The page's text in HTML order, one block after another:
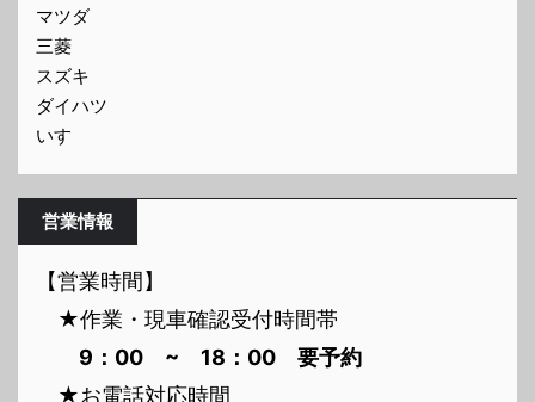
マツダ
三菱
スズキ
ダイハツ
いすゞ
営業情報
【営業時間】
★作業・現車確認受付時間帯
9：00 ~ 18：00 要予約
★お電話対応時間